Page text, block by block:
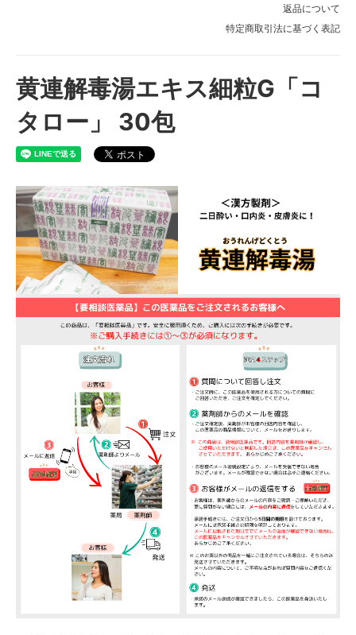
返品について
特定商取引法に基づく表記
黄連解毒湯エキス細粒G「コ
タロー」 30包